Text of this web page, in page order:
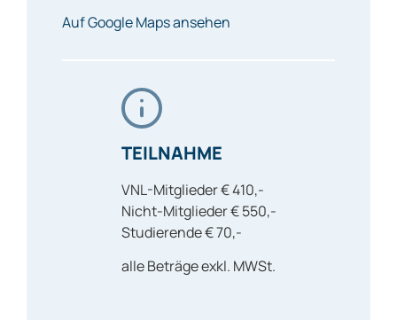
Auf Google Maps ansehen
TEILNAHME
VNL-Mitglieder € 410,-
Nicht-Mitglieder € 550,-
Studierende € 70,-
alle Beträge exkl. MWSt.